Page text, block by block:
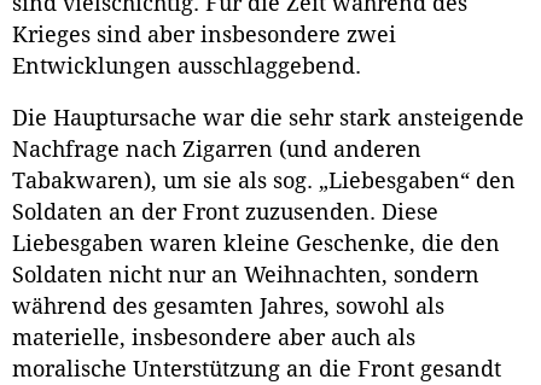
Krieges sind aber insbesondere zwei
Entwicklungen ausschlaggebend.
Die Hauptursache war die sehr stark ansteigende
Nachfrage nach Zigarren (und anderen
Tabakwaren), um sie als sog. „Liebesgaben“ den
Soldaten an der Front zuzusenden. Diese
Liebesgaben waren kleine Geschenke, die den
Soldaten nicht nur an Weihnachten, sondern
während des gesamten Jahres, sowohl als
materielle, insbesondere aber auch als
moralische Unterstützung an die Front gesandt